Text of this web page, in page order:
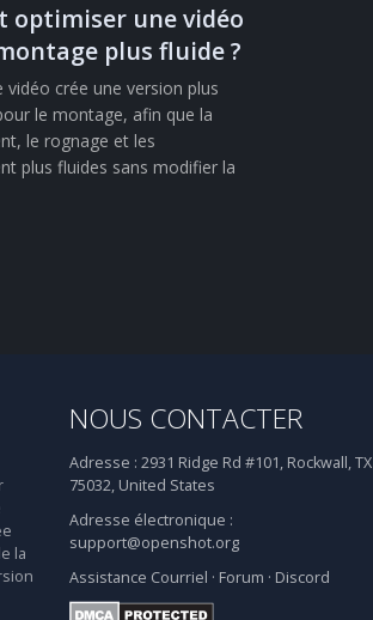
optimiser une vidéo
plus fluide ?
vidéo crée une version plus
le montage, afin que la
le rognage et les
plus fluides sans modifier la
la
NOUS CONTACTER
Adresse : 2931 Ridge Rd #101, Rockwall, TX
75032, United States
Adresse électronique :
support@openshot.org
Assistance Courriel · Forum · Discord